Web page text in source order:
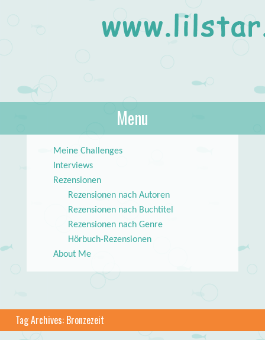
About Books
lilstar.de
Menu
Meine Challenges
Interviews
Rezensionen
Rezensionen nach Autoren
Rezensionen nach Buchtitel
Rezensionen nach Genre
Hörbuch-Rezensionen
About Me
Tag Archives: Bronzezeit